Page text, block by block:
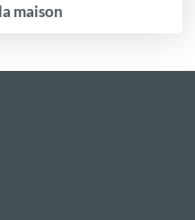
maison